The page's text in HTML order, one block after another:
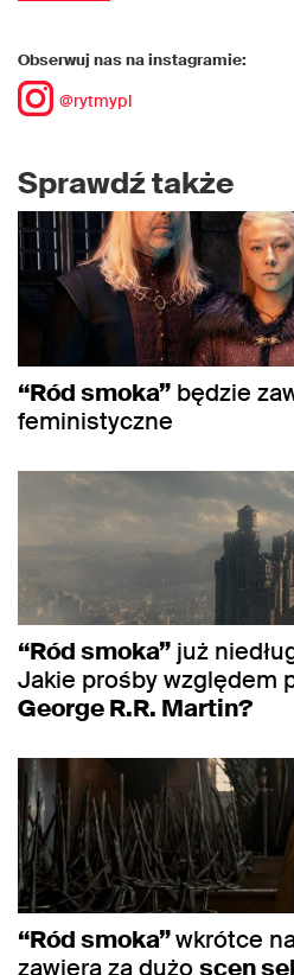
Obserwuj nas na instagramie:
@rytmypl
Sprawdź także
“Ród smoka” będzie
feministyczne
“Ród smoka” już
Jakie prośby względem
George R.R. Martin?
“Ród smoka”wkrótce
zawiera za dużoscen